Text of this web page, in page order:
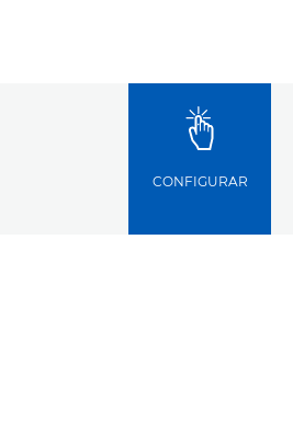
CONFIGURAR